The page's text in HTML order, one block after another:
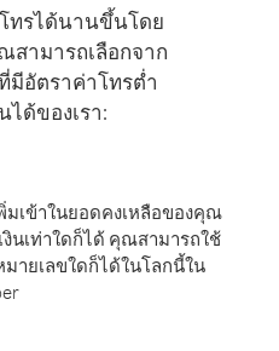
ทรได้นานขึ้นโดย
สามารถเลือกจาก
มีอัตราค่าโทรต่ำ
ด้ของเรา:
มเข้าในยอดคงเหลือของคุณ
นเท่าใดก็ได้ คุณสามารถใช้
ายเลขใดก็ได้ในโลกนี้ใน